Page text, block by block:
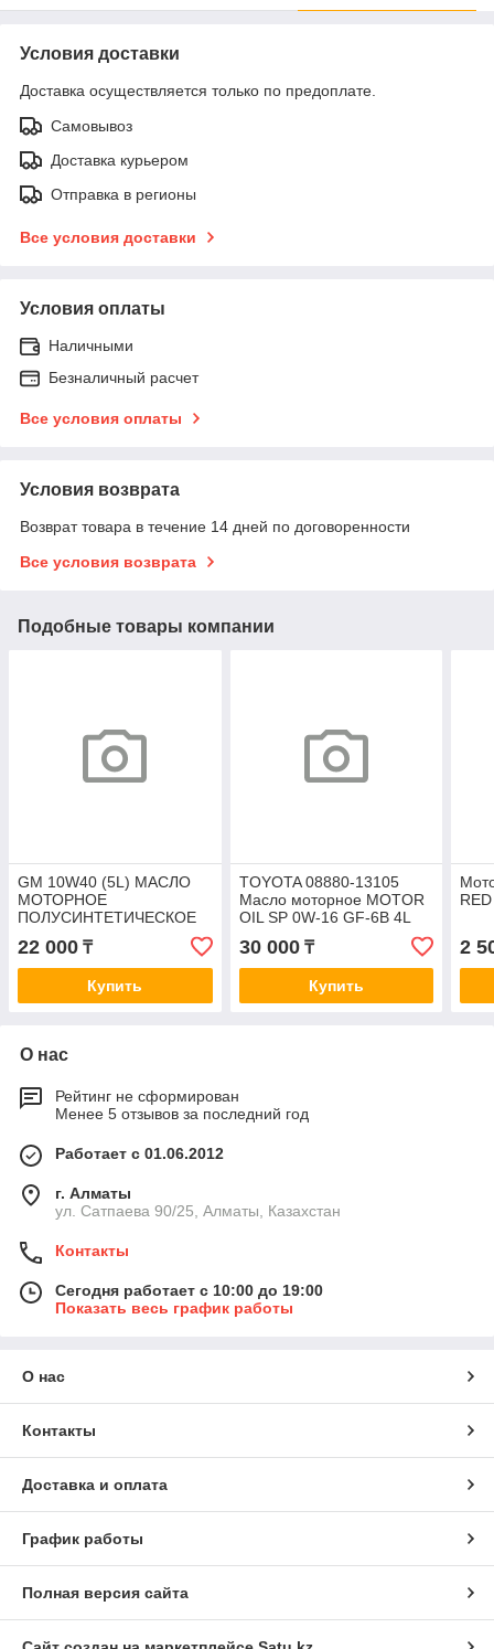
Условия доставки
Доставка осуществляется только по предоплате.
Самовывоз
Доставка курьером
Отправка в регионы
Все условия доставки
Условия оплаты
Наличными
Безналичный расчет
Все условия оплаты
Условия возврата
Возврат товара в течение 14 дней по договоренности
Все условия возврата
Подобные товары компании
GM 10W40 (5L) МАСЛО
МОТОРНОЕ
ПОЛУСИНТЕТИЧЕСКОЕ
SL/CF/VW 500 00, 505 00,
502 00, 501 01/
22 000 ₸
Купить
TOYOTA 08880-13105
Масло моторное MOTOR
OIL SP 0W-16 GF-6B 4L
30 000₸
Купить
2
О нас
Рейтинг не сформирован
Менее 5 отзывов за последний год
Работает с 01.06.2012
г. Алматы
ул. Сатпаева 90/25, Алматы, Казахстан
Контакты
Сегодня работает с 10:00 до 19:00
Показать весь график работы
О нас
Контакты
Доставка и оплата
График работы
Полная версия сайта